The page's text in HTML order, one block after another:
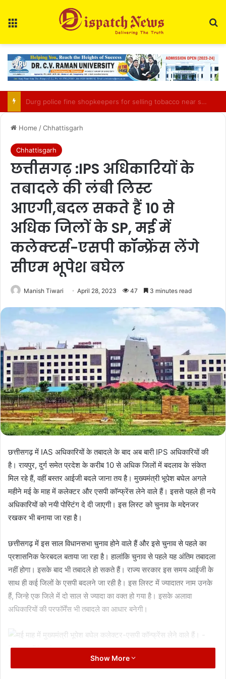
Udanti-Sitanadi Tiger Reserve adopts intelligence-led enforcement to tackle crime
Home /Chhattisgarh
Chhattisgarh
छत्तीसगढ़ :IPS अधिकारियों के
तबादले की लंबी लिस्ट
आएगी,बदल सकते हैं 10 से
अधिक जिलों के SP, मई में
कलेक्टर्स-एसपी कॉन्फ्रेंस लेंगे
सीएम भूपेश बघेल
Manish Tiwari April 28, 2023 47 3 minutes read
छत्तीसगढ़ में IAS अधिकारियों के तबादले के बाद अब बारी IPS अधिकारियों की
है। रायपुर, दुर्ग समेत प्रदेश के करीब 10 से अधिक जिलों में बदलाव के संकेत
मिल रहे हैं, वहीं बस्तर आईजी बदले जाना तय है। मुख्यमंत्री भूपेश बघेल अगले
महीने मई के माह में कलेक्टर और एसपी कॉन्फ्रेंस लेने वाले हैं। इससे पहले ही नये
अधिकारियों को नयी पोस्टिंग दे दी जाएगी। इस लिस्ट को चुनाव के मद्देनजर
रखकर भी बनाया जा रहा है।
छत्तीसगढ़ में इस साल विधानसभा चुनाव होने वाले हैं और इसे चुनाव से पहले का
प्रशासनिक फेरबदल बताया जा रहा है। हालांकि चुनाव से पहले यह अंतिम तबादला
नहीं होगा। इसके बाद भी तबादले हो सकते हैं। राज्य सरकार इस समय आईजी के
साथ ही कई जिलों के एसपी बदलने जा रही है। इस लिस्ट में ज्यादातर नाम उनके
हैं, जिन्हे एक जिले में दो साल से ज्यादा का वक्त हो गया है। इसके अलावा
अधिकारियों की परफॉर्मेंस भी तबादले का आधार बनेगी।
मई माह में मुख्यमंत्री भूपेश बघेल कलेक्टर-एसपी कॉन्फ्रेंस लेने वाले हैं।
Show More